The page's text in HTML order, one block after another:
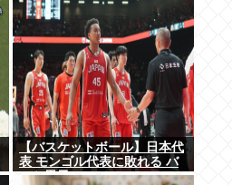
【バスケットボール】日本代
表 モンゴル代表に敗れる バ
スケ男子